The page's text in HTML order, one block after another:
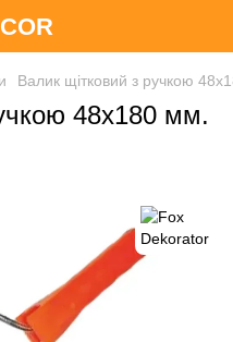
Валик щітковий з ручкою
48x180 мм.